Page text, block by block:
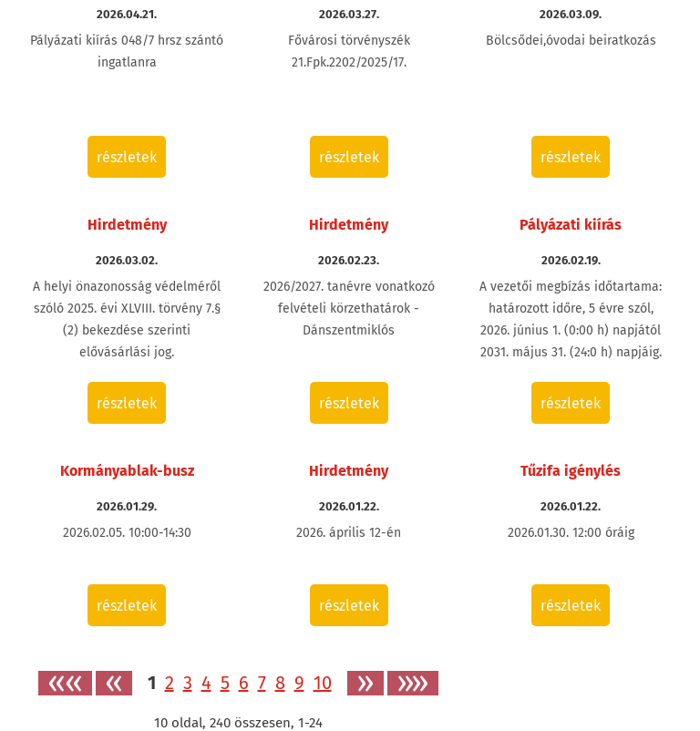
2026.04.21.
Pályázati kiírás 048/7 hrsz szántó
ingatlanra
részletek
2026.03.27.
Fővárosi törvényszék
21.Fpk.2202/2025/17.
részletek
2026.03.09.
Bölcsődei,óvodai beiratkozás
részletek
Hirdetmény
2026.03.02.
A helyi önazonosság védelméről
szóló 2025. évi XLVIII. törvény 7.§
(2) bekezdése szerinti
elővásárlási jog.
részletek
Hirdetmény
2026.02.23.
2026/2027. tanévre vonatkozó
felvételi körzethatárok -
Dánszentmiklós
részletek
Pályázati kiírás
2026.02.19.
A vezetői megbízás időtartama:
határozott időre, 5 évre szól,
2026. június 1. (0:00 h) napjától
2031. május 31. (24:0 h) napjáig.
részletek
Kormányablak-busz
2026.01.29.
2026.02.05. 10:00-14:30
részletek
Hirdetmény
2026.01.22.
2026. április 12-én
részletek
Tűzifa igénylés
2026.01.22.
2026.01.30. 12:00 óráig
részletek
«« « 1 2 3 4 5 6 7 8 9 10 » »»
10 oldal, 240 összesen, 1-24